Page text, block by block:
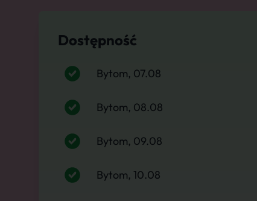
Dostępność
Bytom, 07.08
Bytom, 08.08
Bytom, 09.08
Bytom, 10.08